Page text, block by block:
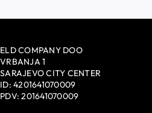
ELD COMPANY DOO
VRBANJA 1
SARAJEVO CITY CENTER
ID: 4201641070009
PDV: 201641070009